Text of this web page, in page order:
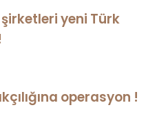
yeni Türk
operasyon !